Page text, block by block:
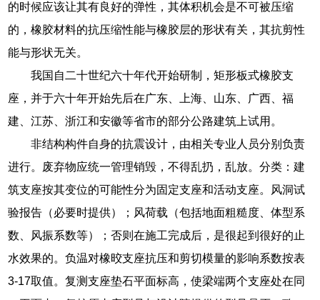
的时候应该让其有良好的弹性，其体积机会是不可被压缩
的，橡胶材料的抗压缩性能与橡胶层的形状有关，其抗剪性
能与形状无关。
我国自二十世纪六十年代开始研制，矩形板式橡胶支
座，并于六十年开始先后在广东、上海、山东、广西、福
建、江苏、浙江和安徽等省市的部分公路建筑上试用。
非结构构件自身的抗震设计，由相关专业人员分别负责
进行。废弃物应统一管理销毁，不得乱扔，乱放。分类：建
筑支座按其变位的可能性分为固定支座和活动支座。风洞试
验报告（必要时提供）；风荷载（包括地面粗糙度、体型系
数、风振系数等）；否则在施工完成后，是很起到很好的止
水效果的。负温对橡晈支座抗压和剪切模量的影响系数按表
3-17取值。复测支座垫石平面标高，使梁端两个支座处在同